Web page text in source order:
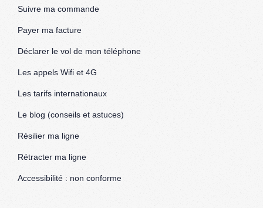
Suivre ma commande
Payer ma facture
Déclarer le vol de mon téléphone
Les appels Wifi et 4G
Les tarifs internationaux
Le blog (conseils et astuces)
Résilier ma ligne
Rétracter ma ligne
Accessibilité : non conforme